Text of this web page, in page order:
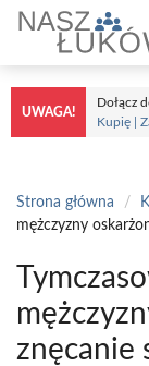
Przejdź
treści
UWAGA!
Dołącz
Kupię |
Strona główna /
mężczyzny
znęcanie